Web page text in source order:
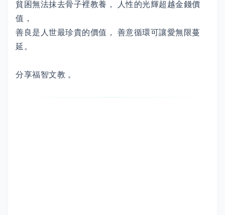
貧困無法抹去骨子裡教養， 人性的光輝超越金錢價
值，
善良是人世最珍貴的價值， 善意循環可讓愛無限蔓
延。
分享福智文教 。